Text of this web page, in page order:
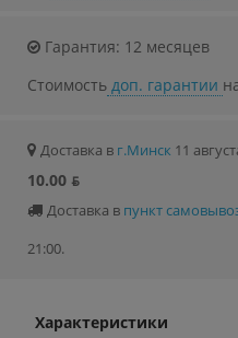
Гарантия: 12 месяцев
Стоимость доп. гарантии
Доставка в г.Минск 11
10.00 ƃ
Доставка в пункт
21:00.
Характеристики